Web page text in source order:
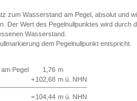
zum Wasserstand am Pegel, absolut und
Der Wert des Pegelnullpunktes wird durch
Wasserstand.
dem Pegelnullpunkt entspricht.
Pegel
1,76 m
+102,68 m ü. NHN
=104,44 m ü. NHN